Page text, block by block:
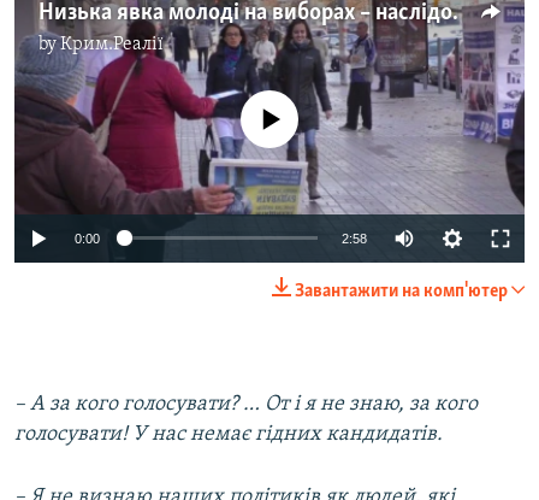
Низька явка молоді на виборах – наслідок недостатнього інформування – експерт
byКрим.Реалії
No media source currently available
0:00 2:58
Завантажити на комп'ютер
– А за кого голосувати? … От і я не знаю, за кого
голосувати! У нас немає гідних кандидатів.